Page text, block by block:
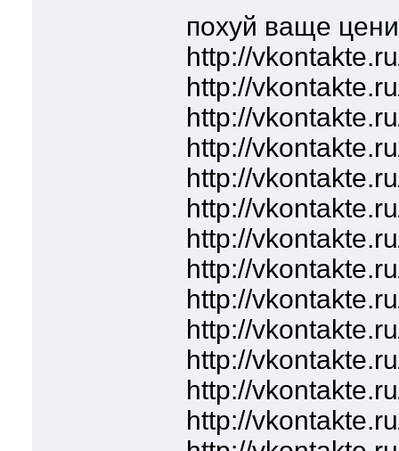
похуй ваще цени
http://
http://
http://
http://
http://
http://
http://
http://
http://
http://
http://
http://
http://